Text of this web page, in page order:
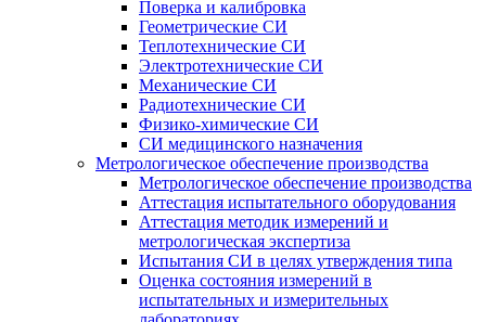
Поверка и калибровка
Геометрические СИ
Теплотехнические СИ
Электротехнические СИ
Механические СИ
Радиотехнические СИ
Физико-химические СИ
СИ медицинского назначения
Метрологическое обеспечение производства
Метрологическое обеспечение производства
Аттестация испытательного оборудования
Аттестация методик измерений и
метрологическая экспертиза
Испытания СИ в целях утверждения типа
Оценка состояния измерений в
испытательных и измерительных